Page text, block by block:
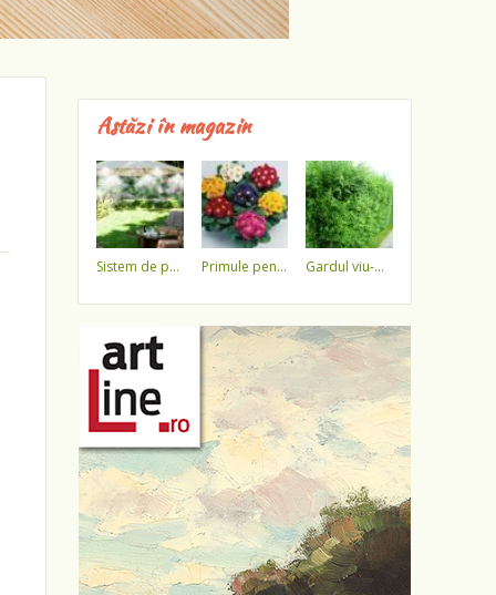
Astăzi în magazin
sistem de pulverizare a apei primule pentru 1 martie 3,5 lei / ghiveci !!!! gardul viu-minune!